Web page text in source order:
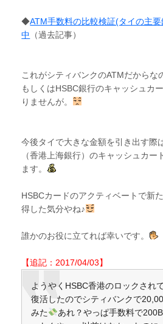
◆ATM手数料の比較検証(タイの主
中 （過去記事）
これがシティバンクのATMだからな
もしくはHSBC銀行のキャッシュカ
りませんが。
今後タイで大きな金額を引き出す際
（香港上海銀行）のキャッシュカー
ます。
HSBCカードのアクティベートで新
得した気分やね♪
誰かのお役に立てれば幸いです。
【追記：2017/04/03】
ようやくHSBC香港のロックされ
復活したのでシティバンクで
みた
あれ？やっぱ手数料で